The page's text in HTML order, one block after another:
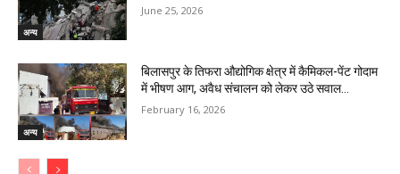
अन्य
June 25, 2026
अन्य
बिलासपुर के तिफरा औद्योगिक क्षेत्र में कैमिकल-पेंट गोदाम
में भीषण आग, अवैध संचालन को लेकर उठे सवाल…
February 16, 2026